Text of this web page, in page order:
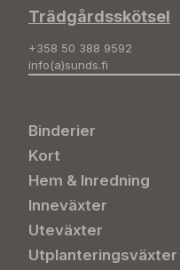
Trädgårdsskötsel
+358 50 388 9592
info(a)sunds.fi
Binderier
Kort
Hem & Inredning
Inneväxter
Uteväxter
Utplanteringsväxter